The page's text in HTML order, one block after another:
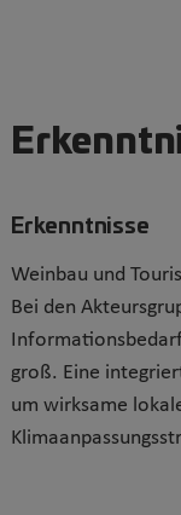
Erkenntnisse
Weinbau und
Bei den
groß. Eine
um wirksame